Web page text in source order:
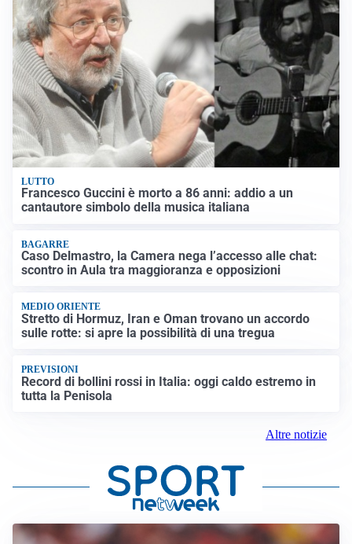
LUTTO
Francesco Guccini è morto a 86 anni: addio a un
cantautore simbolo della musica italiana
BAGARRE
Caso Delmastro, la Camera nega l’accesso alle chat:
scontro in Aula tra maggioranza e opposizioni
MEDIO ORIENTE
Stretto di Hormuz, Iran e Oman trovano un accordo
sulle rotte: si apre la possibilità di una tregua
PREVISIONI
Record di bollini rossi in Italia: oggi caldo estremo in
tutta la Penisola
Altre notizie